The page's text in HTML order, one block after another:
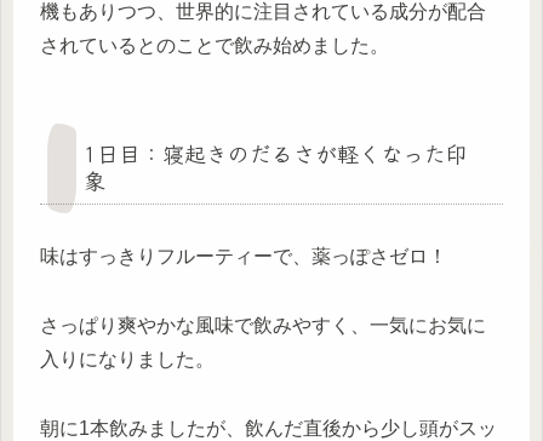
機もありつつ、世界的に注目されている成分が配合
されているとのことで飲み始めました。
1日目：寝起きのだるさが軽くなった印
象
味はすっきりフルーティーで、薬っぽさゼロ！
さっぱり爽やかな風味で飲みやすく、一気にお気に
入りになりました。
朝に1本飲みましたが、飲んだ直後から少し頭がスッ